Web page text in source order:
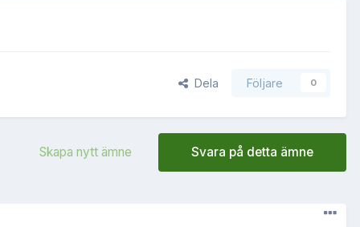
Dela Följare 0
Svara på detta ämne
Skapa nytt ämne